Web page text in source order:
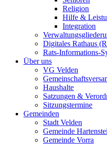
Religion
Hilfe &
Integration
Digitales Rathaus
Rats-Informations-
Über uns
VG Velden
Haushalte
Satzungen &
Sitzungstermine
Gemeinden
Stadt Velden
Gemeinde
Gemeinde Vorra